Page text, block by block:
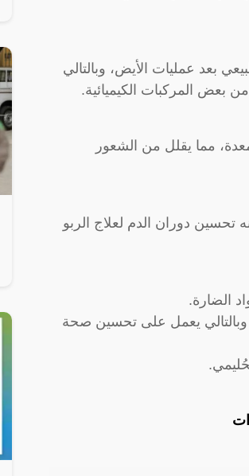
بعد عمليات الأيض، وبالتالي
المركبات الكيميائية.
مما يقلل من الشعور
دوران الدم لعلاج الربو
وبالتالي يعمل على تحسين صحة